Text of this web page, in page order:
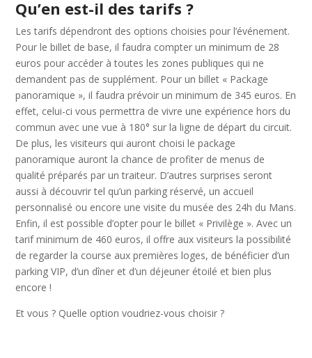
Qu’en est-il des tarifs ?
Les tarifs dépendront des options choisies pour l’événement.
Pour le billet de base, il faudra compter un minimum de 28
euros pour accéder à toutes les zones publiques qui ne
demandent pas de supplément. Pour un billet « Package
panoramique », il faudra prévoir un minimum de 345 euros. En
effet, celui-ci vous permettra de vivre une expérience hors du
commun avec une vue à 180° sur la ligne de départ du circuit.
De plus, les visiteurs qui auront choisi le package
panoramique auront la chance de profiter de menus de
qualité préparés par un traiteur. D’autres surprises seront
aussi à découvrir tel qu’un parking réservé, un accueil
personnalisé ou encore une visite du musée des 24h du Mans.
Enfin, il est possible d’opter pour le billet « Privilège ». Avec un
tarif minimum de 460 euros, il offre aux visiteurs la possibilité
de regarder la course aux premières loges, de bénéficier d’un
parking VIP, d’un dîner et d’un déjeuner étoilé et bien plus
encore !
Et vous ? Quelle option voudriez-vous choisir ?